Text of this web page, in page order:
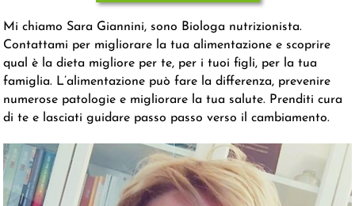
Mi chiamo Sara Giannini, sono Biologa nutrizionista.
Contattami per migliorare la tua alimentazione e scoprire
qual è la dieta migliore per te, per i tuoi figli, per la tua
famiglia. L’alimentazione può fare la differenza, prevenire
numerose patologie e migliorare la tua salute. Prenditi cura
di te e lasciati guidare passo passo verso il cambiamento.